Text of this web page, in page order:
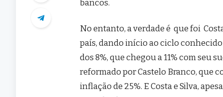
bancos.
No entanto, a verdade é que foi
país, dando início ao ciclo
dos 8%, que chegou a 11% com seu
reformado por Castelo Branco, que
inflação de 25%. E Costa e Silva,